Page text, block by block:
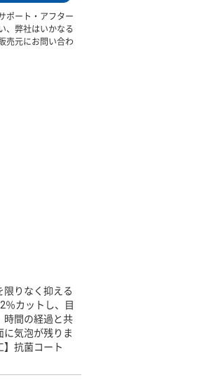
ポート・アフター
、弊社はいかなる
売元にお問い合わ
りなく抑える
％カットし、目
時間の経過と共
気泡が残りま
抗菌コート